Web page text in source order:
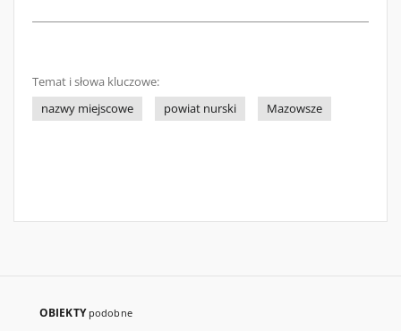
Temat i słowa kluczowe:
nazwy miejscowe
powiat nurski Mazowsze
OBIEKTY podobne